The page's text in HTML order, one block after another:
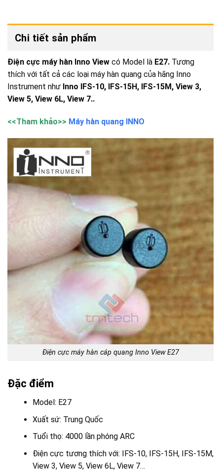
Chi tiết sản phẩm
Điện cực máy hàn Inno View có Model là E27. Tương
thích với tất cả các loại máy hàn quang của hãng Inno
Instrument như Inno IFS-10, IFS-15H, IFS-15M, View 3,
View 5, View 6L, View 7..
<<Tham khảo>> Máy hàn quang INNO
Điện cực máy hàn cáp quang Inno View E27
Đặc điểm
Model: E27
Xuất sứ: Trung Quốc
Tuổi thọ: 4000 lần phóng ARC
Điện cực tương thích với: IFS-10, IFS-15H, IFS-15M,
View 3, View 5, View 6L, View 7…